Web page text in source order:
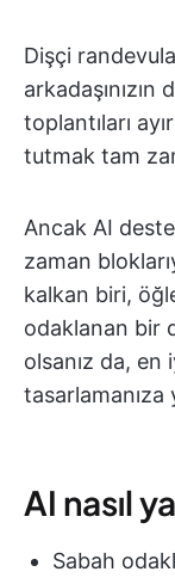
Dişçi
toplantıları
tutmak tam
Ancak AI
zaman
kalkan biri,
odaklanan bir
olsanız da, en
tasarlamanıza
AI nasıl
Sabah